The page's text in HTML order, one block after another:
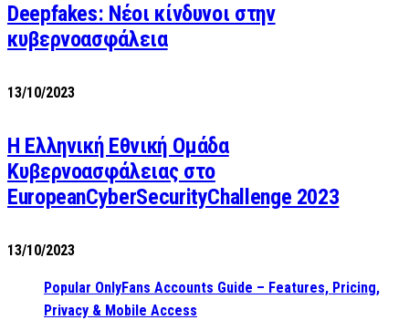
Deepfakes: Νέοι κίνδυνοι στην
κυβερνοασφάλεια
13/10/2023
Η Ελληνική Εθνική Ομάδα
Κυβερνοασφάλειας στο
EuropeanCyberSecurityChallenge 2023
13/10/2023
Popular OnlyFans Accounts Guide – Features, Pricing,
Privacy & Mobile Access